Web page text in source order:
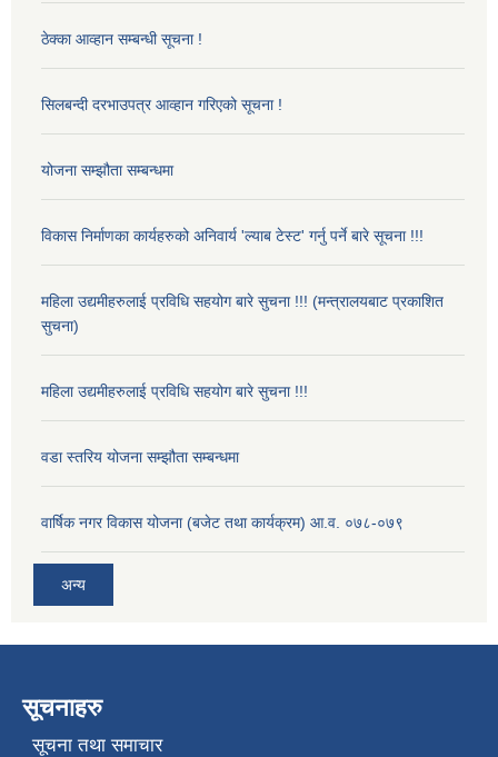
ठेक्का आव्हान सम्बन्धी सूचना !
सिलबन्दी दरभाउपत्र आव्हान गरिएको सूचना !
योजना सम्झौता सम्बन्धमा
विकास निर्माणका कार्यहरुको अनिवार्य 'ल्याब टेस्ट' गर्नु पर्ने बारे सूचना !!!
महिला उद्यमीहरुलाई प्रविधि सहयोग बारे सुचना !!! (मन्त्रालयबाट प्रकाशित
सुचना)
महिला उद्यमीहरुलाई प्रविधि सहयोग बारे सुचना !!!
वडा स्तरिय योजना सम्झौता सम्बन्धमा
वार्षिक नगर विकास योजना (बजेट तथा कार्यक्रम) आ.व. ०७८-०७९
अन्य
सूचनाहरु
सूचना तथा समाचार